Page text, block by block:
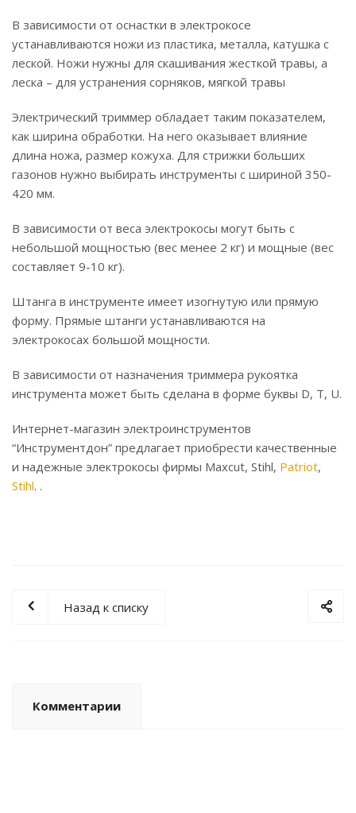
В зависимости от оснастки в электрокосе
устанавливаются ножи из пластика, металла, катушка с
леской. Ножи нужны для скашивания жесткой травы, а
леска – для устранения сорняков, мягкой травы
Электрический триммер обладает таким показателем,
как ширина обработки. На него оказывает влияние
длина ножа, размер кожуха. Для стрижки больших
газонов нужно выбирать инструменты с шириной 350-
420 мм.
В зависимости от веса электрокосы могут быть с
небольшой мощностью (вес менее 2 кг) и мощные (вес
составляет 9-10 кг).
Штанга в инструменте имеет изогнутую или прямую
форму. Прямые штанги устанавливаются на
электрокосах большой мощности.
В зависимости от назначения триммера рукоятка
инструмента может быть сделана в форме буквы D, T, U.
Интернет-магазин электроинструментов
“Инструментдон” предлагает приобрести качественные
и надежные электрокосы фирмы Maxcut, Stihl, Patriot,
Stihl. .
Назад к списку
Комментарии